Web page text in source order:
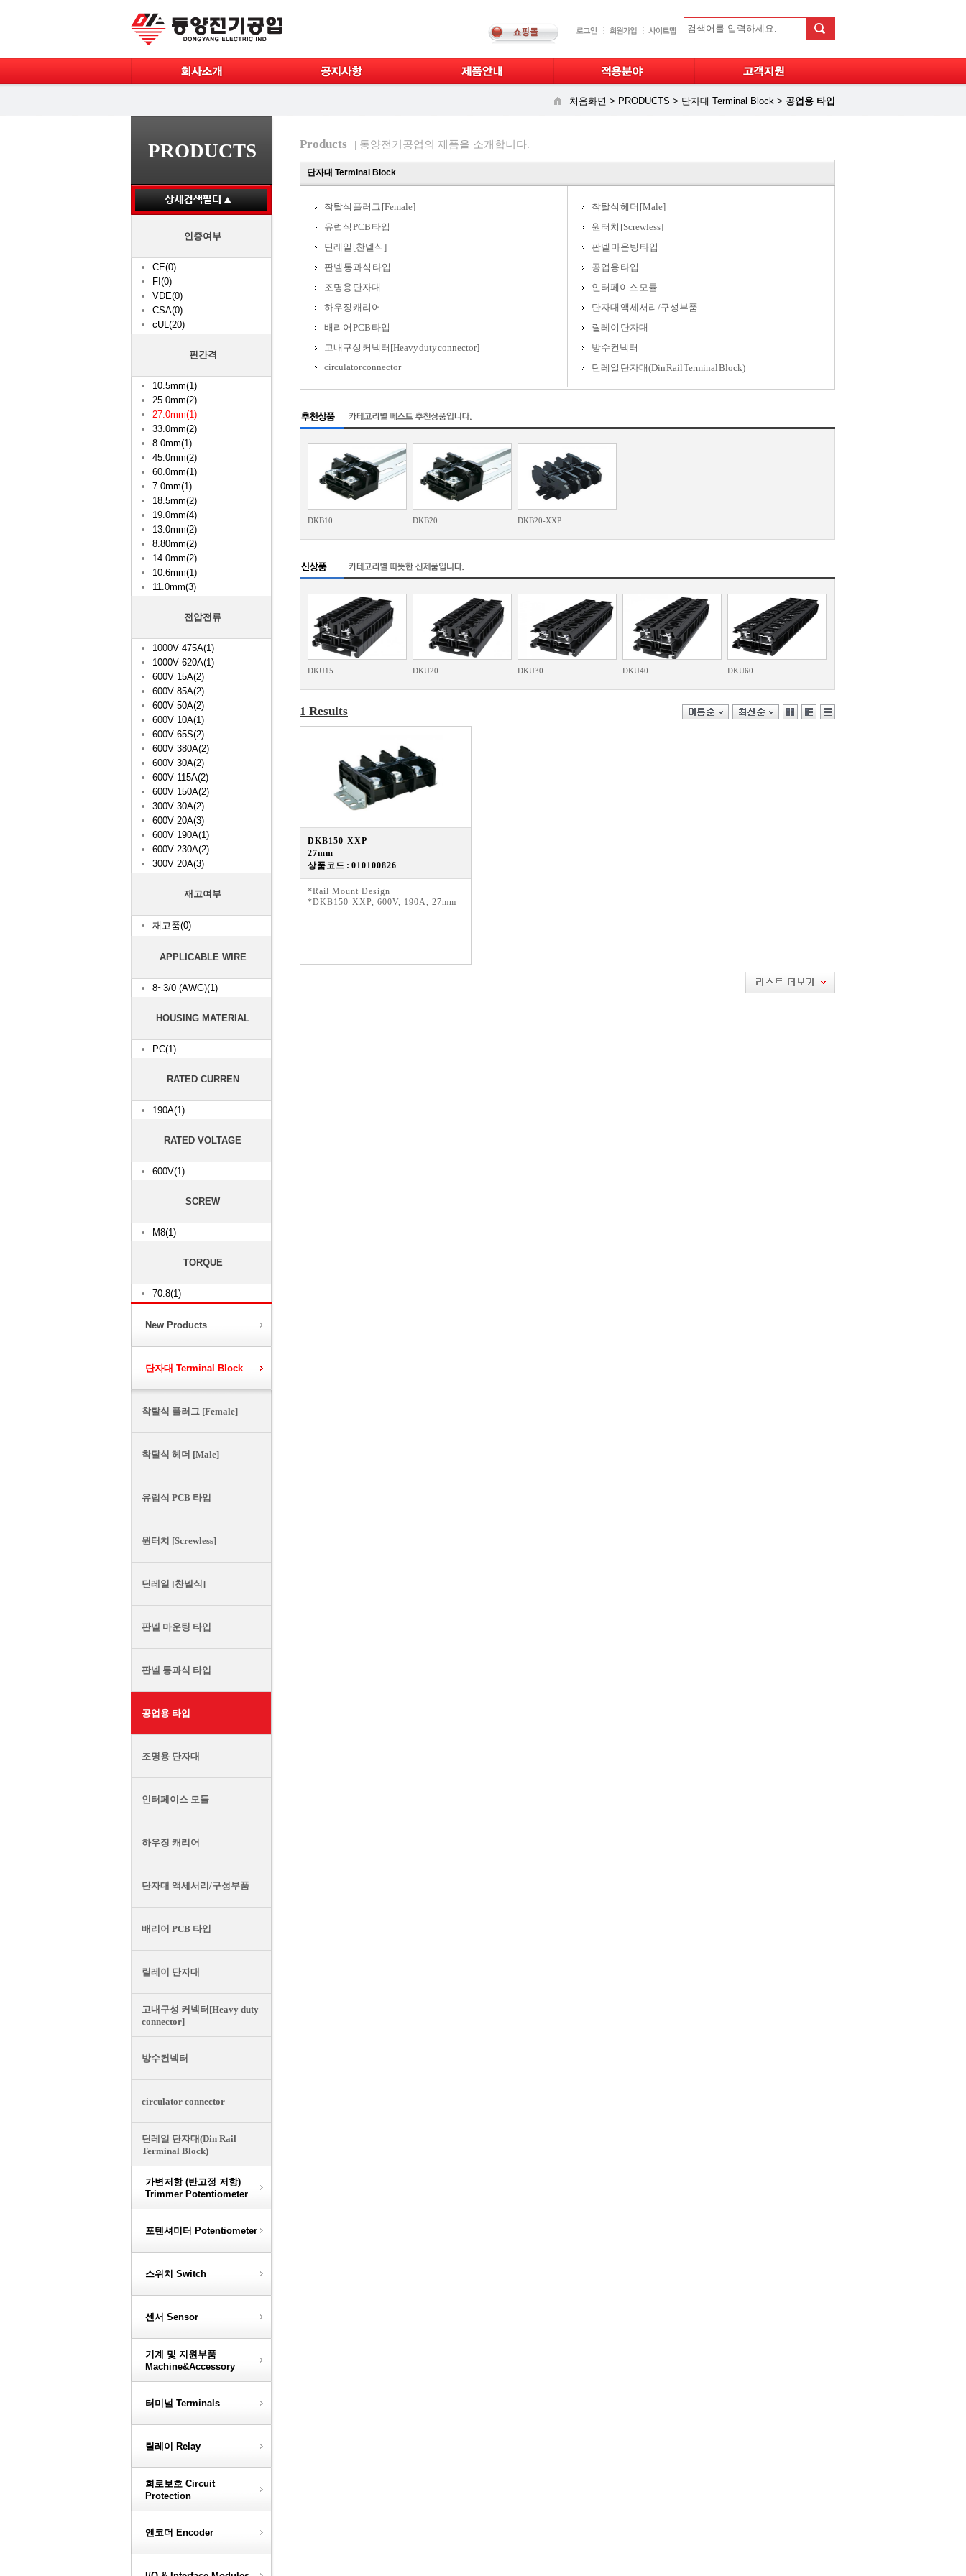
처음화면 > PRODUCTS > 단자대 Terminal Block > 공업용 타입
PRODUCTS
인증여부
CE(0)
FI(0)
VDE(0)
CSA(0)
cUL(20)
핀간격
10.5mm(1)
25.0mm(2)
27.0mm(1)
33.0mm(2)
8.0mm(1)
45.0mm(2)
60.0mm(1)
7.0mm(1)
18.5mm(2)
19.0mm(4)
13.0mm(2)
8.80mm(2)
14.0mm(2)
10.6mm(1)
11.0mm(3)
전압전류
1000V 475A(1)
1000V 620A(1)
600V 15A(2)
600V 85A(2)
600V 50A(2)
600V 10A(1)
600V 65S(2)
600V 380A(2)
600V 30A(2)
600V 115A(2)
600V 150A(2)
300V 30A(2)
600V 20A(3)
600V 190A(1)
600V 230A(2)
300V 20A(3)
재고여부
재고품(0)
APPLICABLE WIRE
8~3/0 (AWG)(1)
HOUSING MATERIAL
PC(1)
RATED CURREN
190A(1)
RATED VOLTAGE
600V(1)
SCREW
M8(1)
TORQUE
70.8(1)
New Products
단자대 Terminal Block
착탈식 플러그 [Female]
착탈식 헤더 [Male]
유럽식 PCB 타입
원터치 [Screwless]
딘레일 [찬넬식]
판넬 마운팅 타입
판넬 통과식 타입
공업용 타입
조명용 단자대
인터페이스 모듈
하우징 캐리어
단자대 액세서리/구성부품
배리어 PCB 타입
릴레이 단자대
고내구성 커넥터[Heavy duty
connector]
방수컨넥터
circulator connector
딘레일 단자대(Din Rail
Terminal Block)
가변저항 (반고정 저항)
Trimmer Potentiometer
포텐셔미터 Potentiometer
스위치 Switch
센서 Sensor
기계 및 지원부품
Machine&Accessory
터미널 Terminals
릴레이 Relay
회로보호 Circuit
Protection
엔코더 Encoder
Products | 동양전기공업의 제품을 소개합니다.
단자대 Terminal Block
착탈식 플러그 [Female]
착탈식 헤더 [Male]
유럽식 PCB 타입
원터치 [Screwless]
딘레일 [찬넬식]
판넬 마운팅 타입
판넬 통과식 타입
공업용 타입
조명용 단자대
인터페이스 모듈
하우징 캐리어
단자대 액세서리/구성부품
배리어 PCB 타입
릴레이 단자대
고내구성 커넥터[Heavy duty connector]
방수컨넥터
circulator connector
딘레일 단자대(Din Rail Terminal Block)
DKB10 DKB20 DKB20-XXP
DKU15 DKU20 DKU30 DKU40 DKU60
1 Results
DKB150-XXP
27mm
상품코드 : 010100826
*Rail Mount Design
*DKB150-XXP, 600V, 190A, 27mm